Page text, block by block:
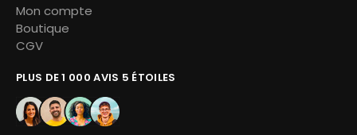
Mon compte
Boutique
CGV
PLUS DE 1 000 AVIS 5 ÉTOILES